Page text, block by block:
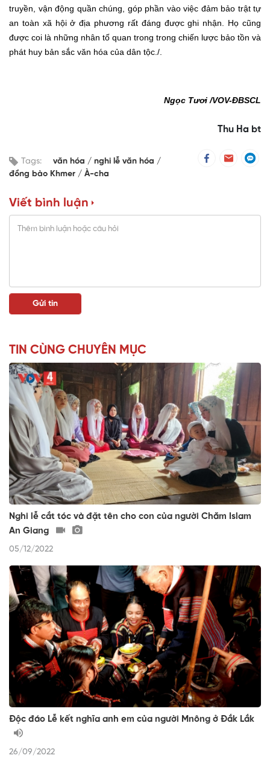
truyền, vận động quần chúng, góp phần vào việc đảm bảo trật tự
an toàn xã hội ở địa phương rất đáng được ghi nhận. Họ cũng
được coi là những nhân tố quan trong trong chiến lược bảo tồn và
phát huy bản sắc văn hóa của dân tộc./.
Ngọc Tươi /VOV-ĐBSCL
Thu Ha bt
Tags: văn hóa
nghi lễ văn hóa
đồng bào Khmer
À-cha
Viết bình luận
TIN CÙNG CHUYÊN MỤC
Nghi lễ cắt tóc và đặt tên cho con của người Chăm Islam
An Giang
05/12/2022
Độc đáo Lễ kết nghĩa anh em của người Mnông ở Đắk Lắk
26/09/2022